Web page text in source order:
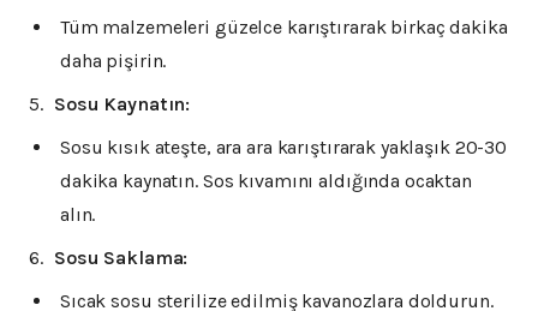
Tüm malzemeleri güzelce karıştırarak birkaç dakika
daha pişirin.
Sosu Kaynatın:
Sosu kısık ateşte, ara ara karıştırarak yaklaşık 20-30
dakika kaynatın. Sos kıvamını aldığında ocaktan
alın.
Sosu Saklama:
Sıcak sosu sterilize edilmiş kavanozlara doldurun.